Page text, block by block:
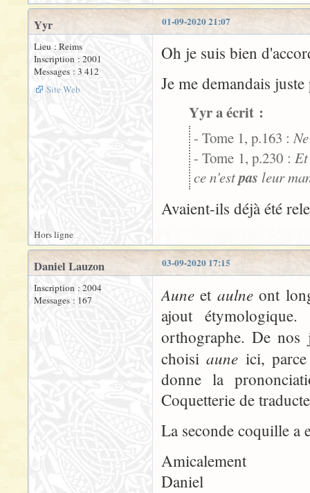
01-09-2020 21:07
Yyr
Lieu : Reims
Inscription : 2001
Messages : 3 412
Site Web
Oh je suis bien
Je me demandais
Yyr a écrit :
- Tome 1, p.163 :
- Tome 1, p.230 :
ce n'estpas leur
Avaient-ils déjà été
Hors ligne
03-09-2020 17:15
Daniel Lauzon
Inscription : 2004
Messages : 167
Aune et aulneont
ajout
orthographe. De
choisiaune ici,
donne la
Coquetterie de
La seconde coquille a
Amicalement
Daniel